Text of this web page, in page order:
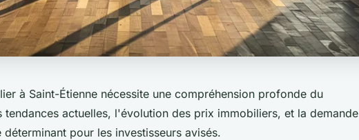
à Saint-Étienne nécessite une compréhension profonde du
tendances actuelles, l'évolution des prix immobiliers, et la demande
pour les investisseurs avisés.